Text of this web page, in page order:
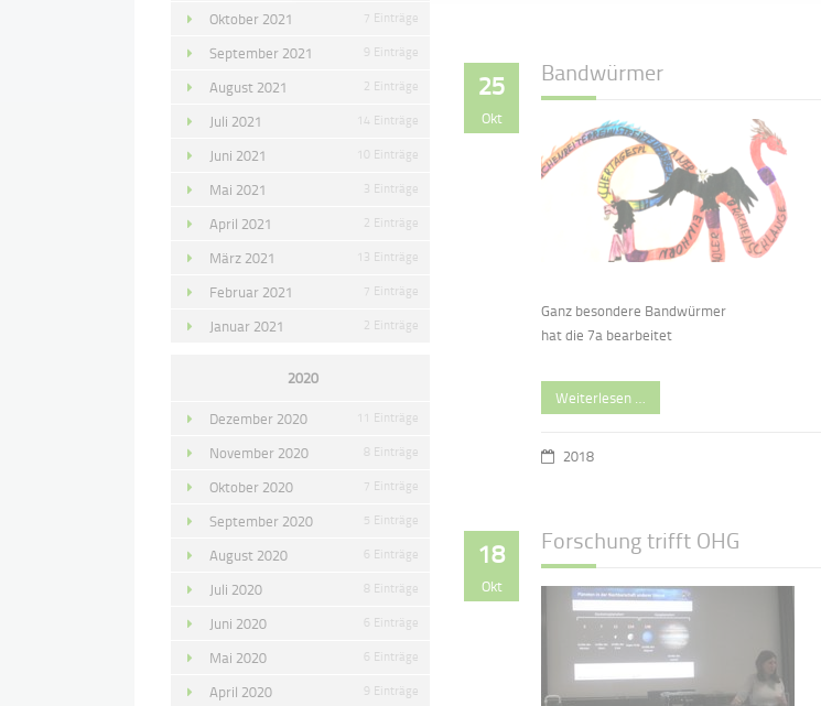
25
Okt
Bandwürmer
Ganz besondere Bandwürmer
hat die 7a bearbeitet
Weiterlesen …
2018
18
Okt
Forschung trifft OHG
Oktober 2021 7 Einträge
September 2021 9 Einträge
August 2021 2 Einträge
Juli 2021 14 Einträge
Juni 2021 10 Einträge
Mai 2021 3 Einträge
April 2021 2 Einträge
März 2021 13 Einträge
Februar 2021 7 Einträge
Januar 2021 2 Einträge
2020
Dezember 2020 11 Einträge
November 2020 8 Einträge
Oktober 2020 7 Einträge
September 2020 5 Einträge
August 2020 6 Einträge
Juli 2020 8 Einträge
Juni 2020 6 Einträge
Mai 2020 6 Einträge
April 2020 9 Einträge